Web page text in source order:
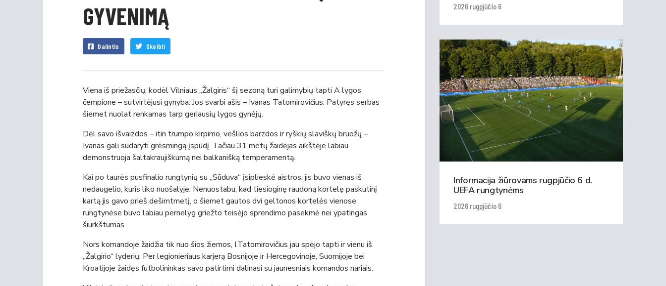
GYVENIMĄ
Dalintis Skelbti
Viena iš priežasčių, kodėl Vilniaus „Žalgiris“ šį sezoną turi galimybių tapti A lygos
čempione – sutvirtėjusi gynyba. Jos svarbi ašis – Ivanas Tatomirovičius. Patyręs serbas
šiemet nuolat renkamas tarp geriausių lygos gynėjų.
Dėl savo išvaizdos – itin trumpo kirpimo, vešlios barzdos ir ryškių slaviškų bruožų –
Ivanas gali sudaryti grėsmingą įspūdį. Tačiau 31 metų žaidėjas aikštėje labiau
demonstruoja šaltakraujiškumą nei balkanišką temperamentą.
Kai po taurės pusfinalio rungtynių su „Sūduva“ įsiplieskė aistros, jis buvo vienas iš
nedaugelio, kuris liko nuošalyje. Nenuostabu, kad tiesioginę raudoną kortelę paskutinį
kartą jis gavo prieš dešimtmetį, o šiemet gautos dvi geltonos kortelės vienose
rungtynėse buvo labiau pernelyg griežto teisėjo sprendimo pasekmė nei ypatingas
šiurkštumas.
Nors komandoje žaidžia tik nuo šios žiemos, I.Tatomirovičius jau spėjo tapti ir vienu iš
„Žalgirio“ lyderių. Per legionieriaus karjerą Bosnijoje ir Hercegovinoje, Suomijoje bei
Kroatijoje žaidęs futbolininkas savo patirtimi dalinasi su jaunesniais komandos nariais.
2026 rugpjūčio 6
Informacija žiūrovams rugpjūčio 6 d.
UEFA rungtynėms
2026 rugpjūčio 6